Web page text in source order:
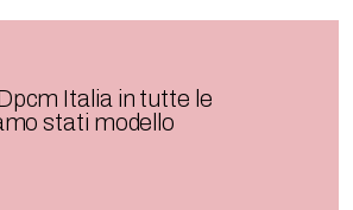
Italia in tutte le
stati modello